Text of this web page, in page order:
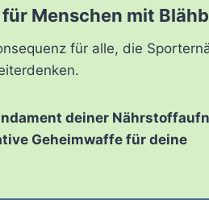
Menschen mit
für alle, die
deiner
Geheimwaffe für deine